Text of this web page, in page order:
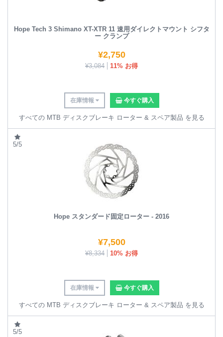
Hope Tech 3 Shimano XT-XTR 11 速用ダイレクトマウント シフタ
ー クランプ
¥2,750
¥3,084 11% お得
在庫情報 今すぐ購入
すべての MTB ディスクブレーキ ローター & スペア製品 を見る
5/5
Hope スタンダード固定ローター - 2016
¥7,500
¥8,334 10% お得
在庫情報 今すぐ購入
すべての MTB ディスクブレーキ ローター & スペア製品 を見る
5/5